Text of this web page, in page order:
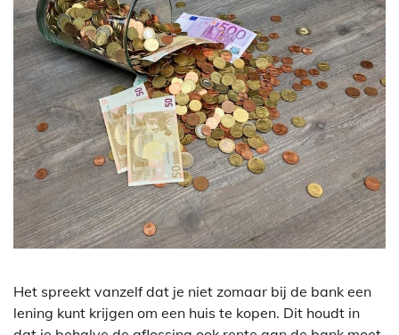
Het spreekt vanzelf dat je niet zomaar bij de bank een
lening kunt krijgen om een huis te kopen. Dit houdt in